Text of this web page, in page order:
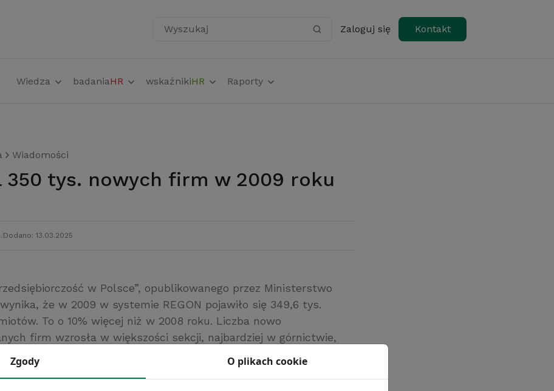
Wyszukaj Zaloguj się Kontakt
Wiedza badaniaHR wskaźnikiHR Raporty
Wiadomości
350 tys. nowych firm w 2009 roku
Dodano: 13.03.2025
w Polsce”, opublikowanego przez Ministerstwo
że w 2009 w systemie REGON pojawiło się 349,6 tys.
To o 10% więcej niż w 2008 roku. Liczba nowo
firm wzrosła w większości sekcji, najbardziej w górnictwie,
w budownictwie oraz pośrednictwie finansowym.
Zgody O plikach cookie